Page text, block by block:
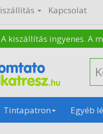
Kapcsolat
A kiszállítás ingyenes. A
Tintapatron Egyéb